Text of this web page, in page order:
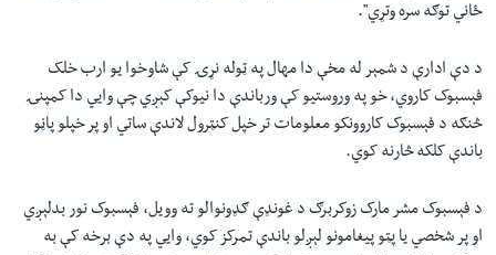
ځاني توګه سره وتړي"
.
د دې ادارې د شمېر له مخې دا مهال په ټوله نړۍ کې شاوخوا یو ارب خلک
فېسبوک کاروي، خو په وروستیو کې ورباندې دا نیوکې کېږي چې وایي دا کمپنۍ
څنګه د فېسبوک کاروونکو معلومات تر خپل کنټرول لاندې ساتي او پر خپلو پاڼو
باندې کلکه څارنه کوي.
د فېسبوک مشر مارک زوکربرګ د غونډې ګډونوالو ته وویل، فېسبوک نور بدلېږي
او پر شخصي یا پټو پیغامونو لېږلو باندې تمرکز کوي، وایي په دې برخه کې به